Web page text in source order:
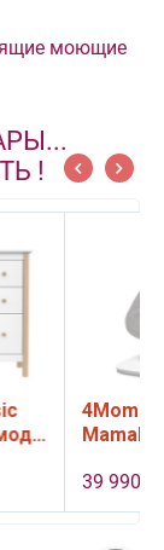
моющие
!
4Moms
MamaRoo
цвет
39 990 Р